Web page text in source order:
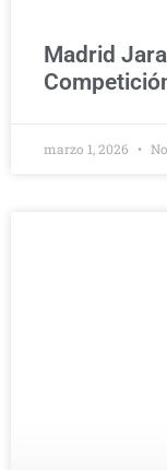
Madrid
marzo 1, 2026